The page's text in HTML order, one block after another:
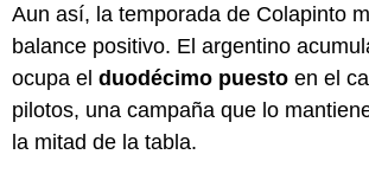
Aun así, la temporada de Colapinto
balance positivo. El argentino
ocupa el duodécimo puesto en el
pilotos, una campaña que lo
la mitad de la tabla.